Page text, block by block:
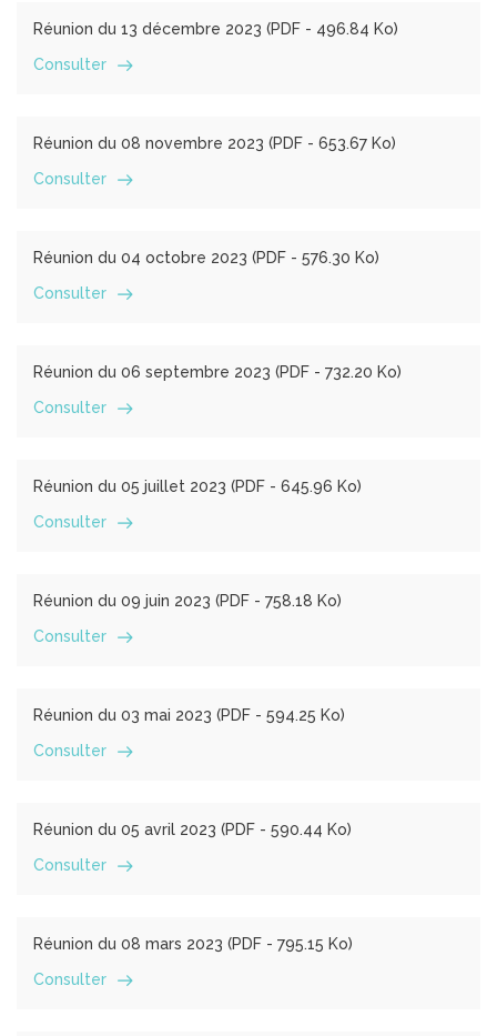
Réunion du 13 décembre 2023 (PDF - 496.84 Ko)
Consulter
Réunion du 08 novembre 2023 (PDF - 653.67 Ko)
Consulter
Réunion du 04 octobre 2023 (PDF - 576.30 Ko)
Consulter
Réunion du 06 septembre 2023 (PDF - 732.20 Ko)
Consulter
Réunion du 05 juillet 2023 (PDF - 645.96 Ko)
Consulter
Réunion du 09 juin 2023 (PDF - 758.18 Ko)
Consulter
Réunion du 03 mai 2023 (PDF - 594.25 Ko)
Consulter
Réunion du 05 avril 2023 (PDF - 590.44 Ko)
Consulter
Réunion du 08 mars 2023 (PDF - 795.15 Ko)
Consulter